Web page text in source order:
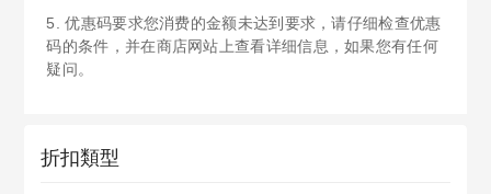
5. 优惠码要求您消费的金额未达到要求，请仔细检查优惠
码的条件，并在商店网站上查看详细信息，如果您有任何
疑问。
折扣類型